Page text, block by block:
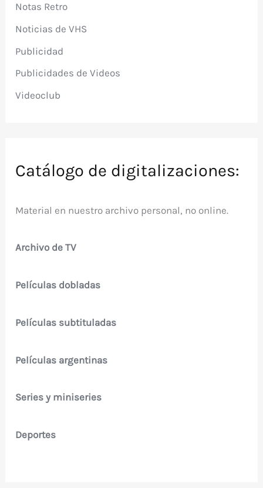
Notas Retro
Noticias de VHS
Publicidad
Publicidades de Videos
Videoclub
Catálogo de digitalizaciones:
Material en nuestro archivo personal, no online.
Archivo de TV
Películas dobladas
Películas subtituladas
Películas argentinas
Series y miniseries
Deportes